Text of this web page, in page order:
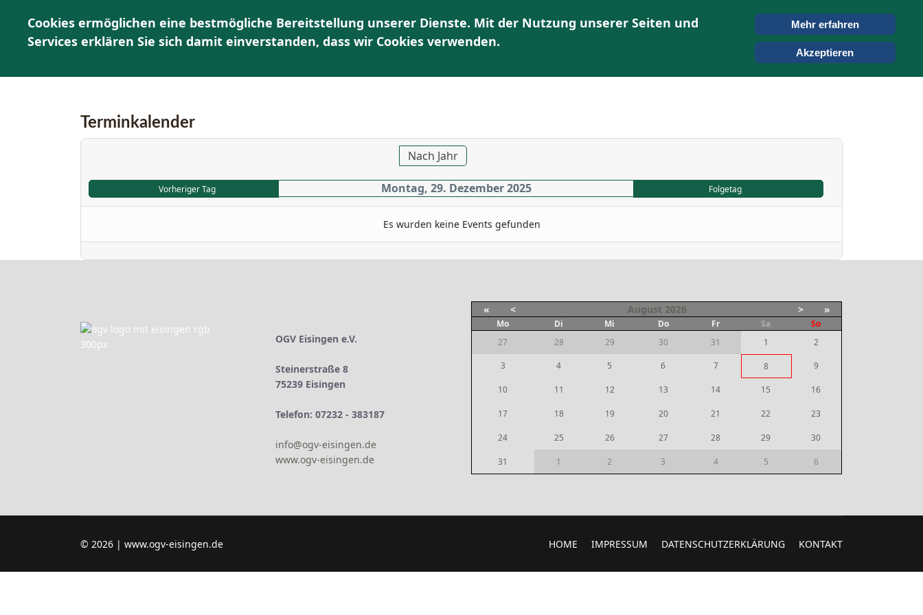
HOME UNSER VEREIN UNSERE ANGEBOTE | TERMINE KONTAKT
Terminkalender
Nach Jahr
Vorheriger Tag Montag, 29. Dezember 2025 Folgetag
Es wurden keine Events gefunden
OGV Eisingen e.V.
Steinerstraße 8
75239 Eisingen
Telefon: 07232 - 383187
info@ogv-eisingen.de
www.ogv-eisingen.de
« < August 2026 > »
Mo Di Mi Do Fr Sa
So
27
28 29 30 31 1
2
3
4 5 6 7 8 9
10 11 12 13 14 15 16
17 18 19 20 21 22 23
24 25 26 27 28 29 30
31 1 2 3 4 5 6
© 2026 | www.ogv-eisingen.de HOME IMPRESSUM DATENSCHUTZERKLÄRUNG KONTAKT
Cookies ermöglichen eine bestmögliche Bereitstellung unserer Dienste. Mit der Nutzung unserer Seiten und
Services erklären Sie sich damit einverstanden, dass wir Cookies verwenden.
Mehr erfahren
Akzeptieren